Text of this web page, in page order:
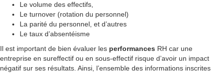
Le volume des effectifs,
Le turnover (rotation du personnel)
La parité du personnel, et d’autres
Le taux d’absentéisme
Il est important de bien évaluer les performances RH car une
entreprise en sureffectif ou en sous-effectif risque d’avoir un impact
négatif sur ses résultats. Ainsi, ​​l’ensemble des informations inscrites